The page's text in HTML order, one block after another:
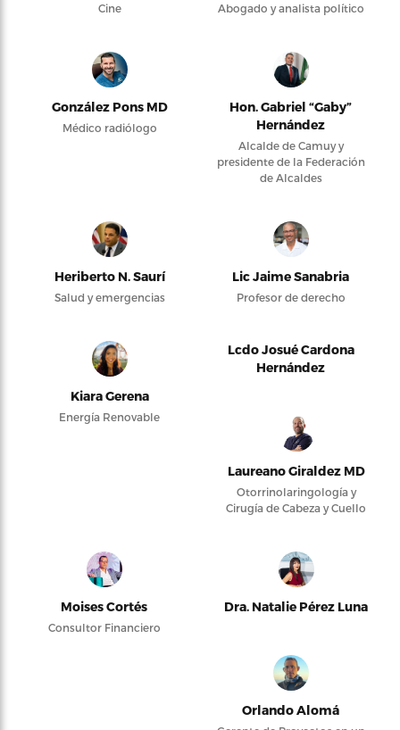
Cine Abogado y analista político
González Pons MD
Médico radiólogo
Hon. Gabriel “Gaby”
Hernández
Alcalde de Camuy y
presidente de la Federación
de Alcaldes
Heriberto N. Saurí
Salud y emergencias
Lic Jaime Sanabria
Profesor de derecho
Kiara Gerena
Energía Renovable
Lcdo Josué Cardona
Hernández
Laureano Giraldez MD
Otorrinolaringología y
Cirugía de Cabeza y Cuello
Moises Cortés
Consultor Financiero
Dra. Natalie Pérez Luna
Orlando Alomá